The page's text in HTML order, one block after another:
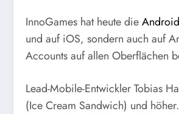
InnoGames hat heute die
und auf iOS, sondern auch auf
Accounts auf allen Oberflächen
Lead-Mobile-Entwickler Tobias
(Ice Cream Sandwich) und